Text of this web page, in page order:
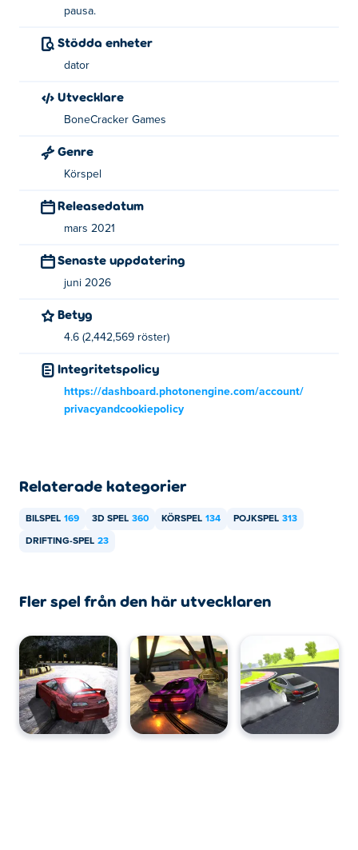
pausa.
Stödda enheter
dator
Utvecklare
BoneCracker Games
Genre
Körspel
Releasedatum
mars 2021
Senaste uppdatering
juni 2026
Betyg
4.6 (2,442,569 röster)
Integritetspolicy
https://dashboard.photonengine.com/account/
privacyandcookiepolicy
Relaterade kategorier
BILSPEL 169 3D SPEL 360 KÖRSPEL 134 POJKSPEL 313
DRIFTING-SPEL 23
Fler spel från den här utvecklaren